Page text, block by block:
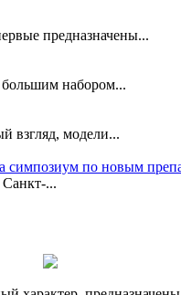
предназначены...
большим набором...
взгляд, модели...
по новым
...